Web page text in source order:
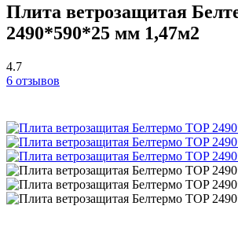
Плита ветрозащитая
2490*590*25 мм 1,47м2
4.7
6 отзывов